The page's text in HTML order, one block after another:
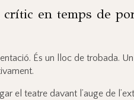
crític en temps de
És un lloc de trobada.
el teatre davant l’auge de